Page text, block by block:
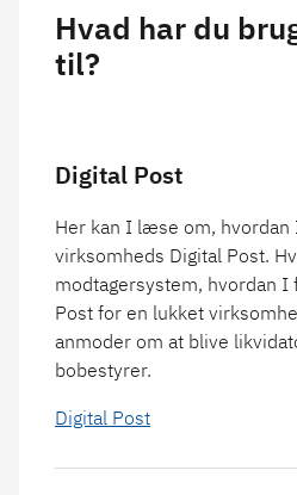
Hvad har du
til?
Digital Post
Her kan I læse om, hvordan
virksomheds Digital Post.
modtagersystem, hvordan I
Post for en lukket
anmoder om at blive
bobestyrer.
Digital Post